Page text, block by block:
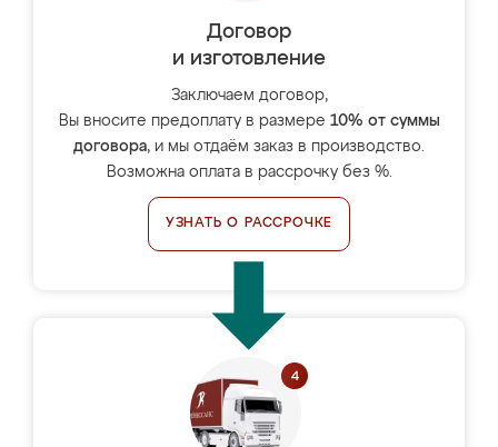
Договор
и изготовление
Заключаем договор,
Вы вносите предоплату в размере 10% от суммы
договора, и мы отдаём заказ в производство.
Возможна оплата в рассрочку без %.
УЗНАТЬ О РАССРОЧКЕ